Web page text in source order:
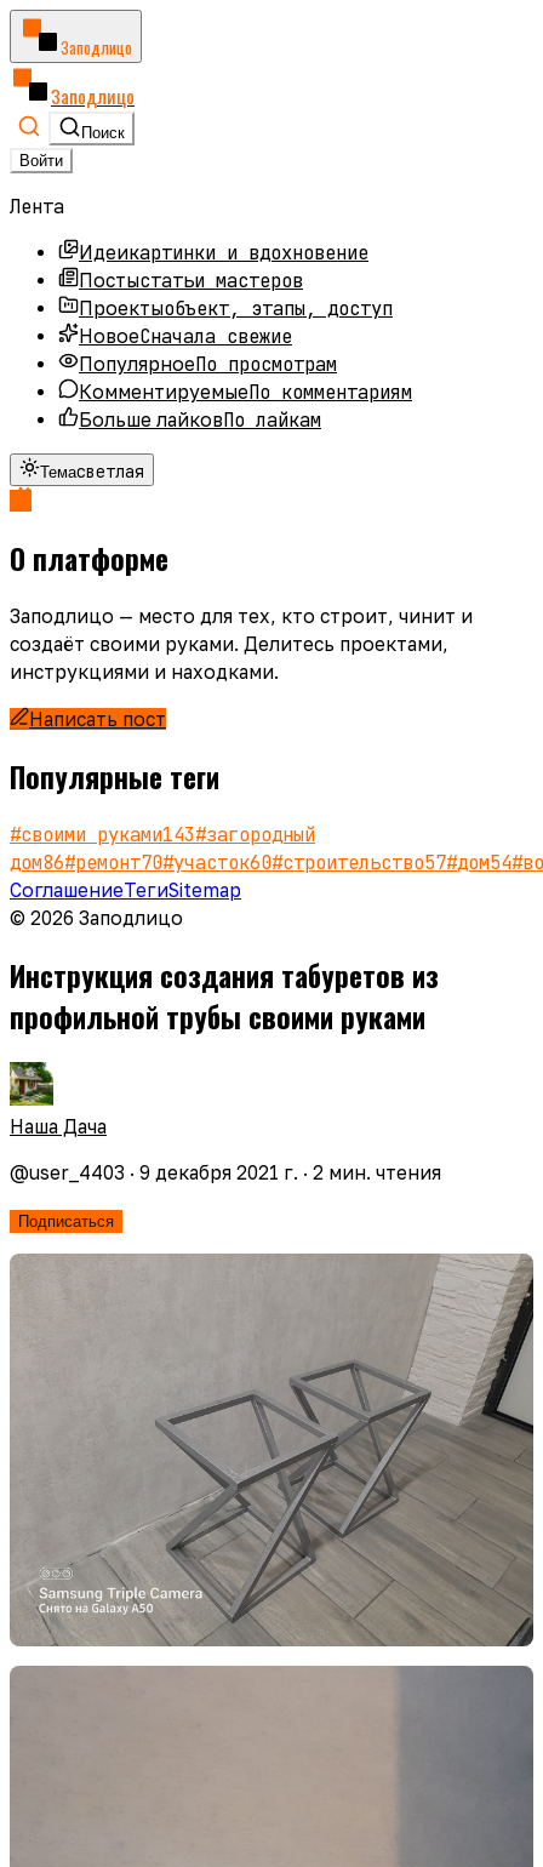
Заподлицо
Заподлицо
Поиск
Войти
Лента
Идеикартинки и вдохновение
Постыстатьи мастеров
Проектыобъект, этапы, доступ
НовоеСначала свежие
ПопулярноеПо просмотрам
КомментируемыеПо комментариям
Больше лайковПо лайкам
Темасветлая
О платформе
Заподлицо — место для тех, кто строит, чинит и
создаёт своими руками. Делитесь проектами,
инструкциями и находками.
Написать пост
Популярные теги
#своими руками143#загородный
дом86#ремонт70#участок60#строительство57#дом54#
СоглашениеТегиSitemap
© 2026 Заподлицо
Инструкция создания табуретов из
профильной трубы своими руками
Наша Дача
@user_4403 · 9 декабря 2021 г. · 2 мин. чтения
Подписаться